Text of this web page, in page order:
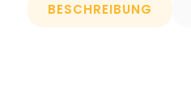
BESCHREIBUNG